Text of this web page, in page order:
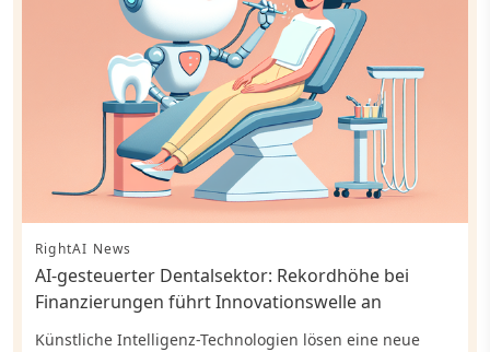
RightAI News
AI-gesteuerter Dentalsektor: Rekordhöhe bei
Finanzierungen führt Innovationswelle an
Künstliche Intelligenz-Technologien lösen eine neue